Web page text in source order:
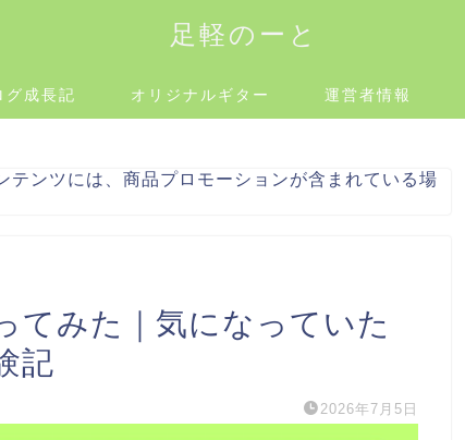
足軽のーと
グ成長記 オリジナルギター 運営者情報
ンツには、商品プロモーションが含まれている場
てみた｜気になっていた
記
2026年7月5日